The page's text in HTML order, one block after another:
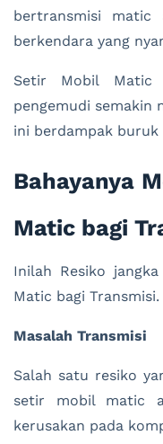
bertransmisi matic
berkendara yang
Setir Mobil Matic
pengemudi semakin
ini berdampak
Bahayanya
Matic bagi
Inilah Resiko
Matic bagi Transmisi.
Masalah Transmisi
Salah satu resiko
setir mobil matic
kerusakan pada